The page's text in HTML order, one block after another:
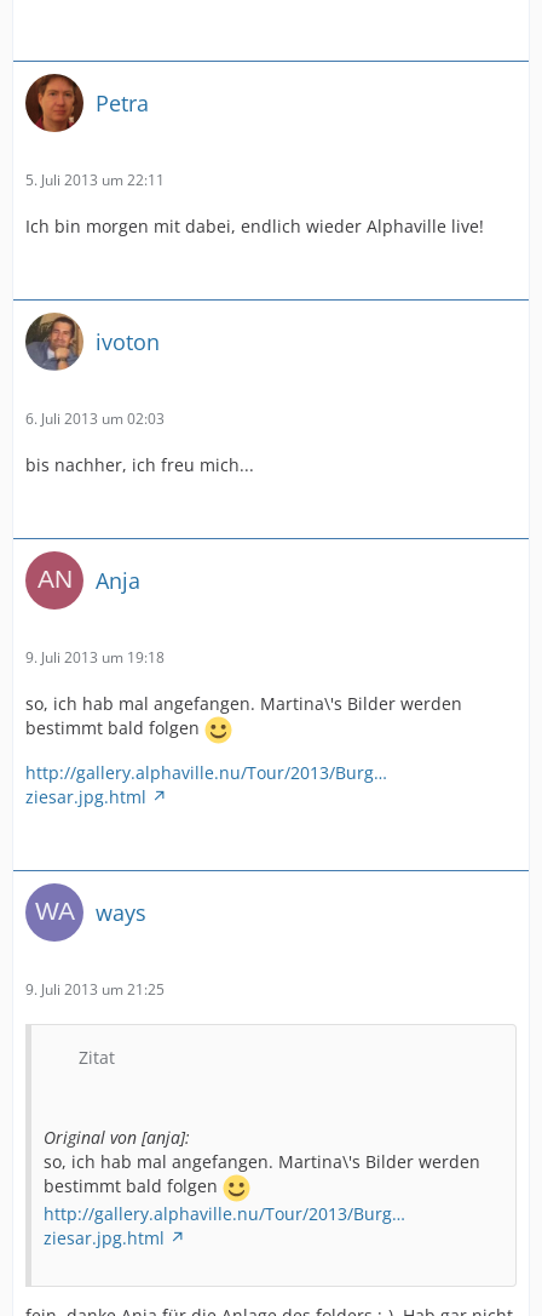
Petra
5. Juli 2013 um 22:11
Ich bin morgen mit dabei, endlich wieder Alphaville live!
ivoton
6. Juli 2013 um 02:03
bis nachher, ich freu mich...
Anja
9. Juli 2013 um 19:18
so, ich hab mal angefangen. Martina\'s Bilder werden
bestimmt bald folgen
http://gallery.alphaville.nu/Tour/2013/Burg…
ziesar.jpg.html
ways
9. Juli 2013 um 21:25
Zitat
Original von [anja]:
so, ich hab mal angefangen. Martina\'s Bilder werden
bestimmt bald folgen
http://gallery.alphaville.nu/Tour/2013/Burg…
ziesar.jpg.html